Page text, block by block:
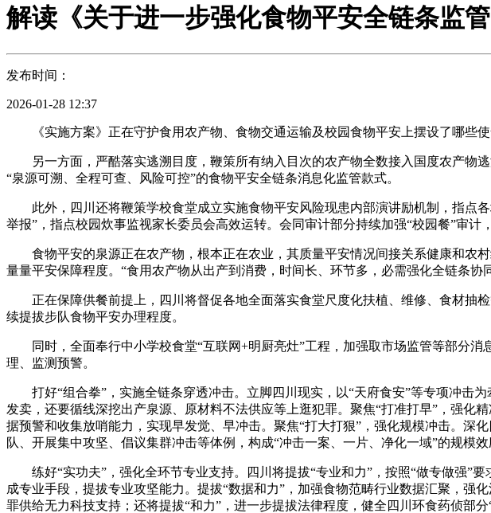
解读《关于进一步强化食物平安全链条监
发布时间：
2026-01-28 12:37
《实施方案》正在守护食用农产物、食物交通运输及校园食物平安上摆设了哪些使
另一方面，严酷落实逃溯目度，鞭策所有纳入目次的农产物全数接入国度农产物逃
“泉源可溯、全程可查、风险可控”的食物平安全链条消息化监管款式。
此外，四川还将鞭策学校食堂成立实施食物平安风险现患内部演讲励机制，指点
举报”，指点校园炊事监视家长委员会高效运转。会同审计部分持续加强“校园餐”审计
食物平安的泉源正在农产物，根本正在农业，其质量平安情况间接关系健康和农
量量平安保障程度。“食用农产物从出产到消费，时间长、环节多，必需强化全链条协
正在保障供餐前提上，四川将督促各地全面落实食堂尺度化扶植、维修、食材抽
续提拔步队食物平安办理程度。
同时，全面奉行中小学校食堂“互联网+明厨亮灶”工程，加强取市场监管等部分消
理、监测预警。
打好“组合拳”，实施全链条穿透冲击。立脚四川现实，以“天府食安”等专项冲击
发卖，还要循线深挖出产泉源、原材料不法供应等上逛犯罪。聚焦“打准打早”，强
据预警和收集放哨能力，实现早发觉、早冲击。聚焦“打大打狠”，强化规模冲击。深
队、开展集中攻坚、倡议集群冲击等体例，构成“冲击一案、一片、净化一域”的规模效
练好“实功夫”，强化全环节专业支持。四川将提拔“专业和力”，按照“做专做强”
成专业手段，提拔专业攻坚能力。提拔“数据和力”，加强食物范畴行业数据汇聚，
罪供给无力科技支持；还将提拔“和力”，进一步提拔法律程度，健全四川环食药侦部